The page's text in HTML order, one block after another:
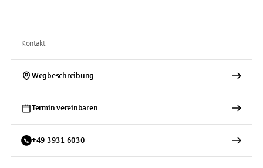
Kontakt
Wegbeschreibung
Termin vereinbaren
+49 3931 6030